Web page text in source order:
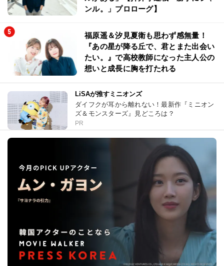
ンル。」プロローグ】
福原遥＆汐見夏衛も思わず感無量！
『あの星が降る丘で、君とまた出会い
たい。』で高校教師になった主人公の
想いと成長に胸を打たれる
LiSAが推すミニオンズ
ダイフクが耳から離れない！最新作『ミニオン
ズ＆モンスターズ』見どころは？
PR